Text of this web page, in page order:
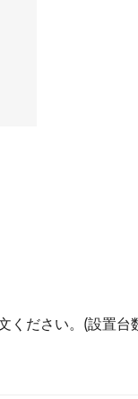
ださい。(設置台